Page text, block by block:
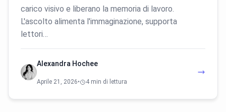
carico visivo e liberano la memoria di lavoro.
L'ascolto alimenta l'immaginazione, supporta
lettori…
Alexandra Hochee
Aprile 21, 2026• 4 min di lettura